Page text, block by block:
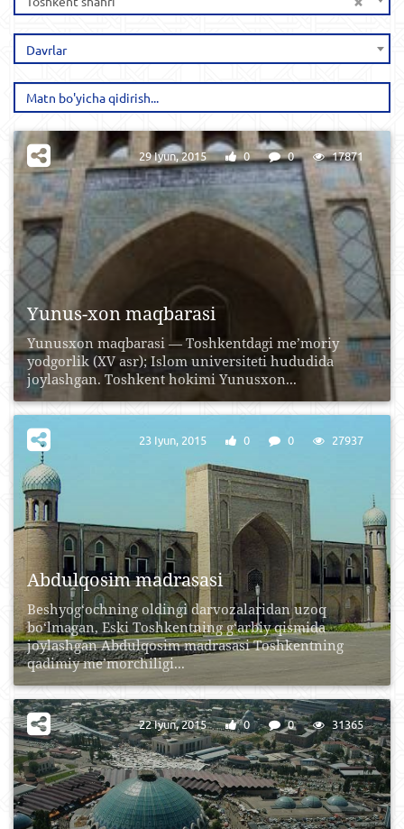
Davrlar
Yunus-xon maqbarasi
Yunusxon maqbarasi — Toshkentdagi me’moriy
yodgorlik (XV asr); Islom universiteti hududida
joylashgan. Toshkent hokimi Yunusxon...
29 Iyun, 2015 0 0 17871
Abdulqosim madrasasi
Beshyog‘ochning oldingi darvozalaridan uzoq
bo‘lmagan, Eski Toshkentning g‘arbiy qismida
joylashgan Abdulqosim madrasasi Toshkentning
qadimiy me’morchiligi...
23 Iyun, 2015 0 0 27937
22 Iyun, 2015 0 0 31365